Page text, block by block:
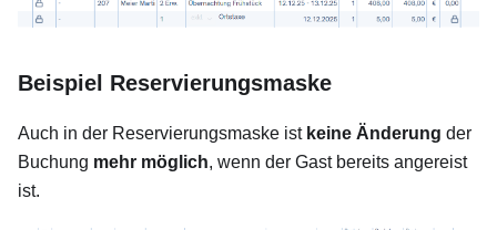
Beispiel Reservierungsmaske
Auch in der Reservierungsmaske ist keine Änderung der
Buchung mehr möglich, wenn der Gast bereits angereist
ist.